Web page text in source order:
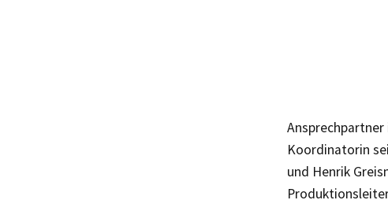
Koordinatorin
und Henrik